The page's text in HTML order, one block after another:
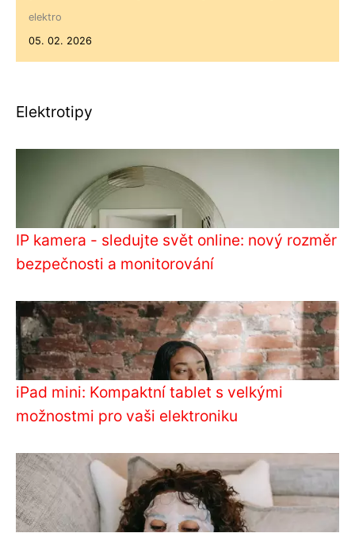
elektro
05. 02. 2026
Elektrotipy
IP kamera - sledujte svět online: nový rozměr
bezpečnosti a monitorování
iPad mini: Kompaktní tablet s velkými
možnostmi pro vaši elektroniku